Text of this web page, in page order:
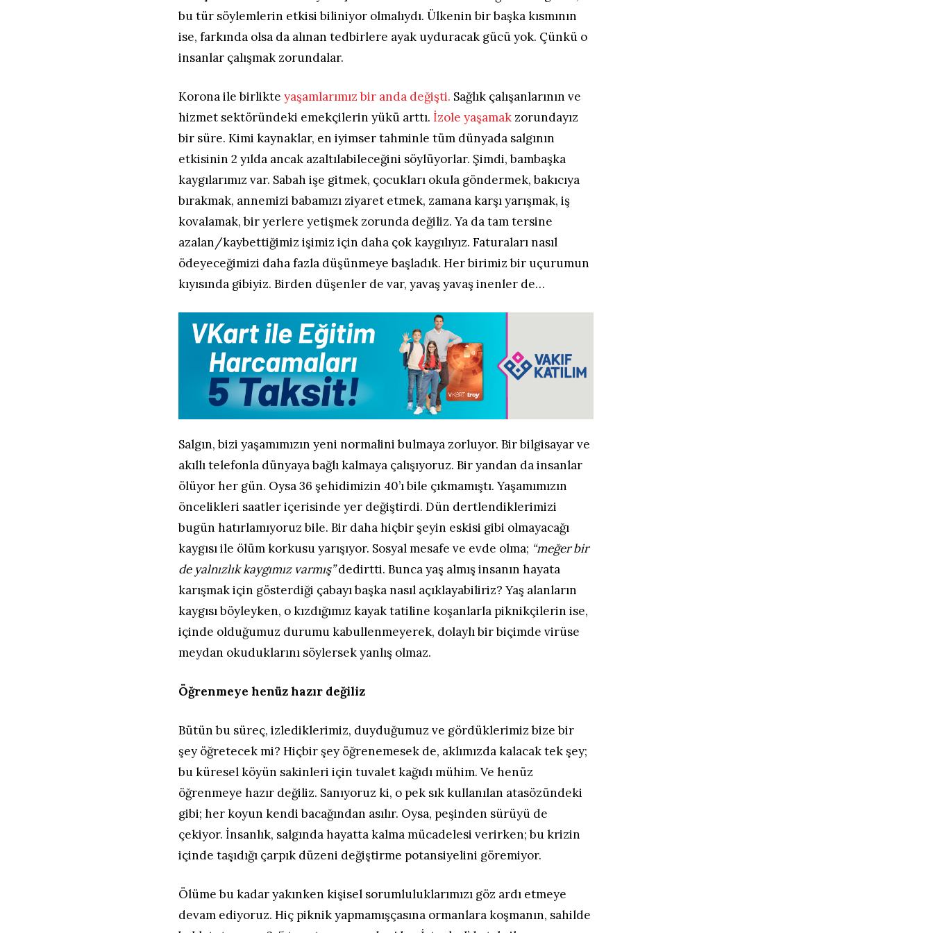
bu tür söylemlerin etkisi biliniyor olmalıydı. Ülkenin bir başka kısmının
ise, farkında olsa da alınan tedbirlere ayak uyduracak gücü yok. Çünkü o
insanlar çalışmak zorundalar.
Korona ile birlikteyaşamlarımız bir anda değişti. Sağlık çalışanlarının ve
hizmet sektöründeki emekçilerin yükü arttı. İzole yaşamak zorundayız
bir süre. Kimi kaynaklar, en iyimser tahminle tüm dünyada salgının
etkisinin 2 yılda ancak azaltılabileceğini söylüyorlar. Şimdi, bambaşka
kaygılarımız var. Sabah işe gitmek, çocukları okula göndermek, bakıcıya
bırakmak, annemizi babamızı ziyaret etmek, zamana karşı yarışmak, iş
kovalamak, bir yerlere yetişmek zorunda değiliz. Ya da tam tersine
azalan/kaybettiğimiz işimiz için daha çok kaygılıyız. Faturaları nasıl
ödeyeceğimizi daha fazla düşünmeye başladık. Her birimiz bir uçurumun
kıyısında gibiyiz. Birden düşenler de var, yavaş yavaş inenler de…
Salgın, bizi yaşamımızın yeni normalini bulmaya zorluyor. Bir bilgisayar ve
akıllı telefonla dünyaya bağlı kalmaya çalışıyoruz. Bir yandan da insanlar
ölüyor her gün. Oysa 36 şehidimizin 40’ı bile çıkmamıştı. Yaşamımızın
öncelikleri saatler içerisinde yer değiştirdi. Dün dertlendiklerimizi
bugün hatırlamıyoruz bile. Bir daha hiçbir şeyin eskisi gibi olmayacağı
kaygısı ile ölüm korkusu yarışıyor. Sosyal mesafe ve evde olma; “meğer bir
de yalnızlık kaygımız varmış”dedirtti. Bunca yaş almış insanın hayata
karışmak için gösterdiği çabayı başka nasıl açıklayabiliriz? Yaş alanların
kaygısı böyleyken, o kızdığımız kayak tatiline koşanlarla piknikçilerin ise,
içinde olduğumuz durumu kabullenmeyerek, dolaylı bir biçimde virüse
meydan okuduklarını söylersek yanlış olmaz.
Öğrenmeye henüz hazır değiliz
Bütün bu süreç, izlediklerimiz, duyduğumuz ve gördüklerimiz bize bir
şey öğretecek mi? Hiçbir şey öğrenemesek de, aklımızda kalacak tek şey;
bu küresel köyün sakinleri için tuvalet kağıdı mühim. Ve henüz
öğrenmeye hazır değiliz. Sanıyoruz ki, o pek sık kullanılan atasözündeki
gibi; her koyun kendi bacağından asılır. Oysa, peşinden sürüyü de
çekiyor. İnsanlık, salgında hayatta kalma mücadelesi verirken; bu krizin
içinde taşıdığı çarpık düzeni değiştirme potansiyelini göremiyor.
Ölüme bu kadar yakınken kişisel sorumluluklarımızı göz ardı etmeye
devam ediyoruz. Hiç piknik yapmamışçasına ormanlara koşmanın, sahilde